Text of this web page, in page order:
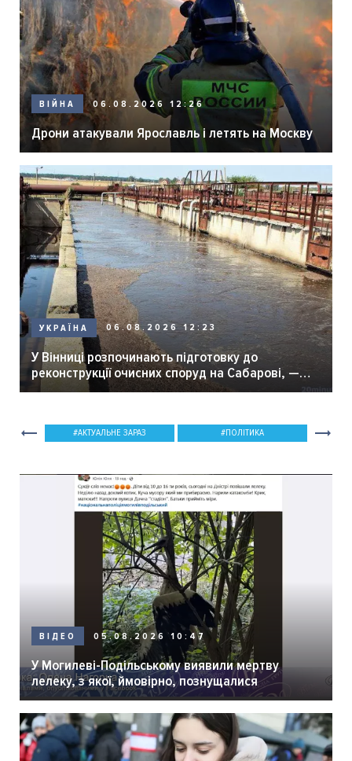
ВІЙНА 06.08.2026 12:26
Дрони атакували Ярославль і летять на Москву
УКРАЇНА 06.08.2026 12:23
У Вінниці розпочинають підготовку до
реконструкції очисних споруд на Сабарові, —
мер Вінниці.
АКТУАЛЬНЕ ЗАРАЗ ПОЛІТИКА
ВІДЕО 05.08.2026 10:47
У Могилеві-Подільському виявили мертву
лелеку, з якої, ймовірно, познущалися